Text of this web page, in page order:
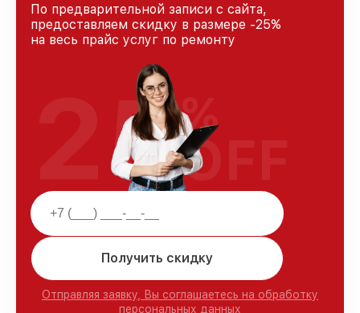
По предварительной записи с сайта,
предоставляем скидку в размере -25%
на весь прайс услуг по ремонту
Получить скидку
Отправляя заявку, Вы соглашаетесь на обработку
персональных данных
25%
OFF